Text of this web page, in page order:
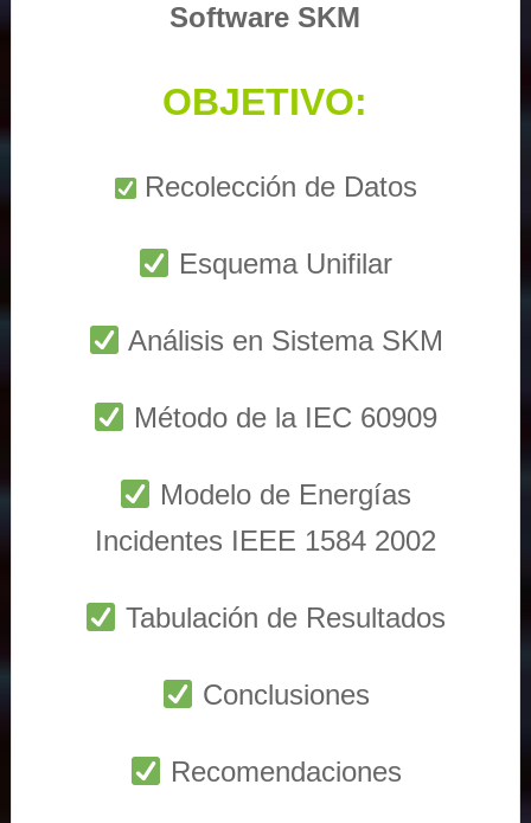
Software SKM
OBJETIVO:
Recolección de Datos
Esquema Unifilar
Análisis en Sistema SKM
Método de la IEC 60909
Modelo de Energías
Incidentes IEEE 1584 2002
Tabulación de Resultados
Conclusiones
Recomendaciones